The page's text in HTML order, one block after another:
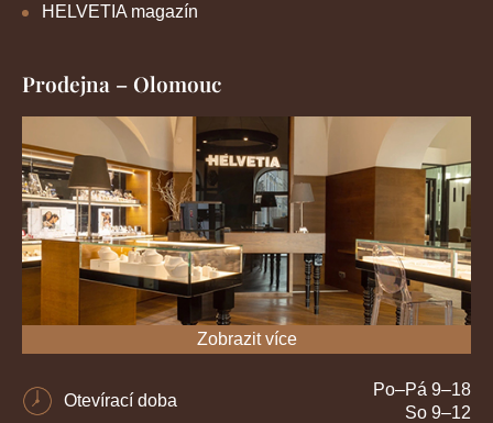
HELVETIA magazín
Prodejna – Olomouc
Zobrazit více
Otevírací doba
Po–Pá 9–18
So 9–12